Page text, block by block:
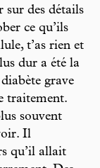
sur des détails
ce qu’ils
t’as rien et
dur a été la
grave
traitement.
souvent
Il
qu’il allait